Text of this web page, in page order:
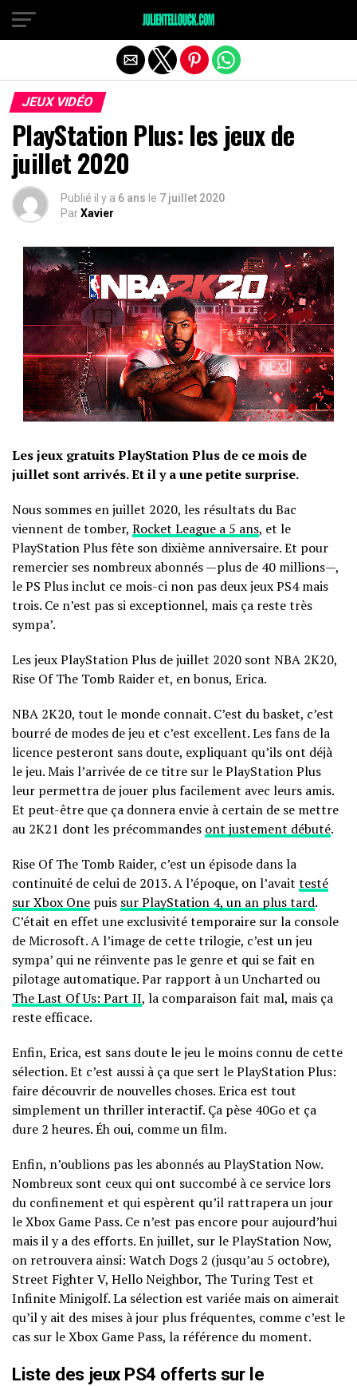
JEUX VIDÉO
PlayStation Plus: les jeux de
juillet 2020
Publié il y a 6 ans le 7 juillet 2020
ParXavier
Les jeux gratuits PlayStation Plus de ce mois de
juillet sont arrivés. Et il y a une petite surprise.
Nous sommes en juillet 2020, les résultats du Bac
viennent de tomber, Rocket League a 5 ans, et le
PlayStation Plus fête son dixième anniversaire. Et pour
remercier ses nombreux abonnés —plus de 40 millions—,
le PS Plus inclut ce mois-ci non pas deux jeux PS4 mais
trois. Ce n’est pas si exceptionnel, mais ça reste très
sympa’.
Les jeux PlayStation Plus de juillet 2020 sont NBA 2K20,
Rise Of The Tomb Raider et, en bonus, Erica.
NBA 2K20, tout le monde connait. C’est du basket, c’est
bourré de modes de jeu et c’est excellent. Les fans de la
licence pesteront sans doute, expliquant qu’ils ont déjà
le jeu. Mais l’arrivée de ce titre sur le PlayStation Plus
leur permettra de jouer plus facilement avec leurs amis.
Et peut-être que ça donnera envie à certain de se mettre
au 2K21 dont les précommandes ont justement débuté.
Rise Of The Tomb Raider, c’est un épisode dans la
continuité de celui de 2013. A l’époque, on l’avait testé
sur Xbox One puis sur PlayStation 4, un an plus tard.
C’était en effet une exclusivité temporaire sur la console
de Microsoft. A l’image de cette trilogie, c’est un jeu
sympa’ qui ne réinvente pas le genre et qui se fait en
pilotage automatique. Par rapport à un Uncharted ou
The Last Of Us: Part II, la comparaison fait mal, mais ça
reste efficace.
Enfin, Erica, est sans doute le jeu le moins connu de cette
sélection. Et c’est aussi à ça que sert le PlayStation Plus:
faire découvrir de nouvelles choses. Erica est tout
simplement un thriller interactif. Ça pèse 40Go et ça
dure 2 heures. Éh oui, comme un film.
Enfin, n’oublions pas les abonnés au PlayStation Now.
Nombreux sont ceux qui ont succombé à ce service lors
du confinement et qui espèrent qu’il rattrapera un jour
le Xbox Game Pass. Ce n’est pas encore pour aujourd’hui
mais il y a des efforts. En juillet, sur le PlayStation Now,
on retrouvera ainsi: Watch Dogs 2 (jusqu’au 5 octobre),
Street Fighter V, Hello Neighbor, The Turing Test et
Infinite Minigolf. La sélection est variée mais on aimerait
qu’il y ait des mises à jour plus fréquentes, comme c’est le
cas sur le Xbox Game Pass, la référence du moment.
Liste des jeux PS4 offerts sur le